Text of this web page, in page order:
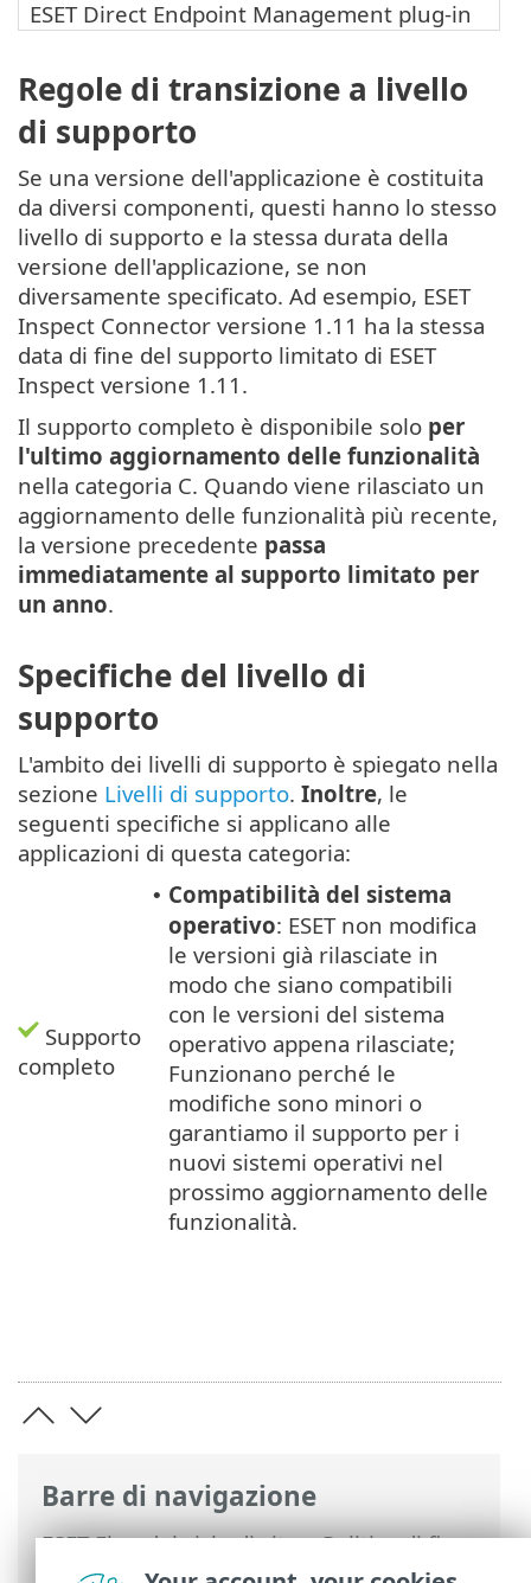
Barre di navigazione
ESET Fine del ciclo di vita>Politica di fine
del ciclo di vita per i business> Criteri di
ESET Direct Endpoint Management plug-in
Regole di transizione a livello
di supporto
Se una versione dell'applicazione è costituita
da diversi componenti, questi hanno lo stesso
livello di supporto e la stessa durata della
versione dell'applicazione, se non
diversamente specificato. Ad esempio, ESET
Inspect Connector versione 1.11 ha la stessa
data di fine del supporto limitato di ESET
Inspect versione 1.11.
Il supporto completo è disponibile solo per
l'ultimo aggiornamento delle funzionalità
nella categoria C. Quando viene rilasciato un
aggiornamento delle funzionalità più recente,
la versione precedente passa
immediatamente al supporto limitato per
un anno.
Specifiche del livello di
supporto
L'ambito dei livelli di supporto è spiegato nella
sezione Livelli di supporto. Inoltre, le
seguenti specifiche si applicano alle
applicazioni di questa categoria:
Supporto
completo
• Compatibilità del sistema
operativo: ESET non modifica
le versioni già rilasciate in
modo che siano compatibili
con le versioni del sistema
operativo appena rilasciate;
Funzionano perché le
modifiche sono minori o
garantiamo il supporto per i
nuovi sistemi operativi nel
prossimo aggiornamento delle
funzionalità.